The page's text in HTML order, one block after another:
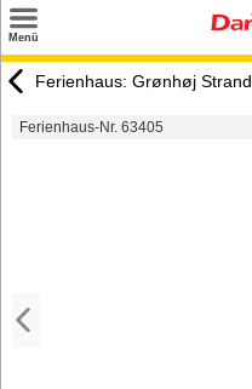
Menü
Urlaubsziele
Ferienhaus: Grønhøj Strand
Ferienhaus-Nr. 63405